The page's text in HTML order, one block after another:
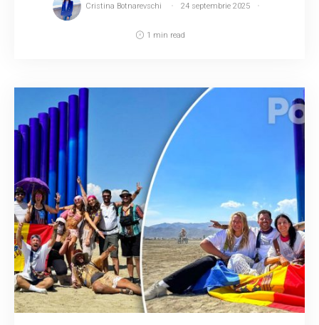
Cristina Botnarevschi 24 septembrie 2025
1 min read